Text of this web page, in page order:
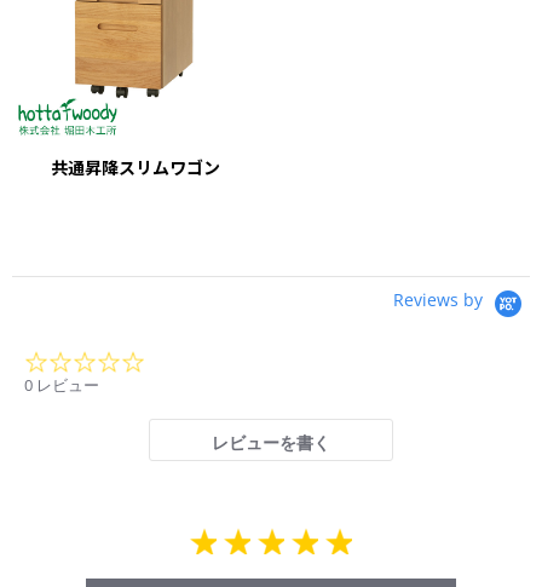
共通昇降スリムワゴン
Reviews by
0 レビュー
レビューを書く